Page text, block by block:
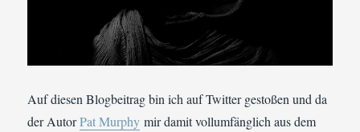
Auf diesen Blogbeitrag bin ich auf Twitter gestoßen und da
der AutorPat Murphy mir damit vollumfänglich aus dem